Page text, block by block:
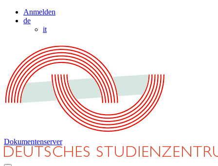
Anmelden
de
it
Dokumentenserver